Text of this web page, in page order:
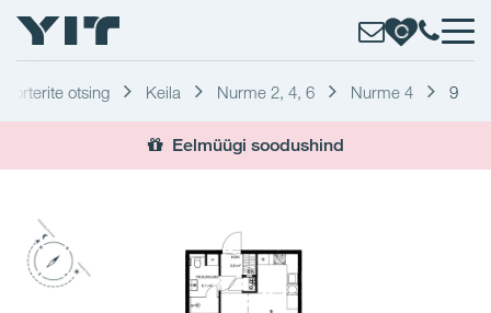
Korterite otsing Keila Nurme 2, 4, 6 Nurme 4 9
Eelmüügi soodushind